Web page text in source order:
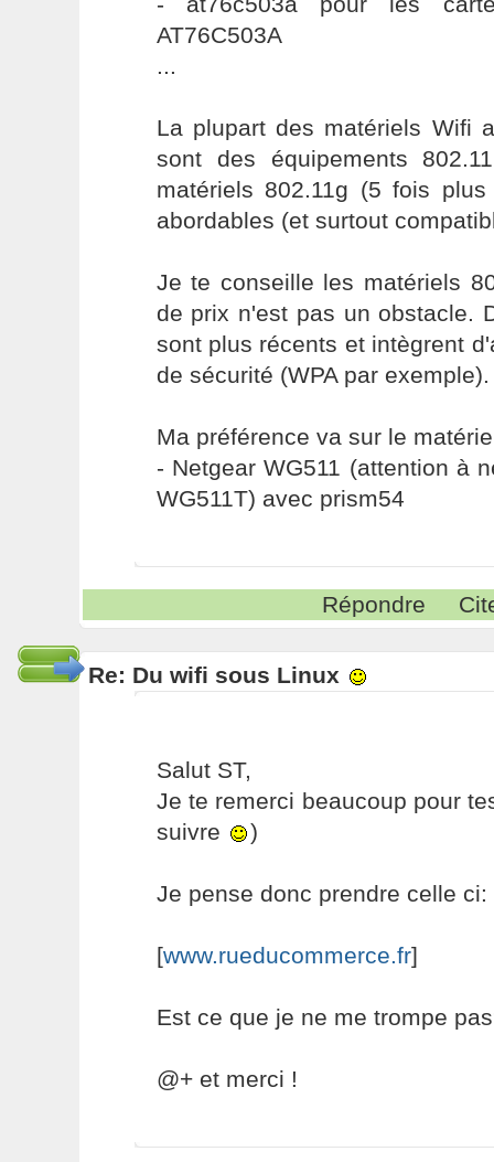
AT76C503A
...
La plupart des matériels Wifi
sont des équipements
matériels 802.11g (5 fois
abordables (et surtout
Je te conseille les matériels
de prix n'est pas un obstacle.
sont plus récents et intègrent
de sécurité (WPA par exemple).
Ma préférence va sur le
- Netgear WG511 (attention à
WG511T) avec prism54
Répondre
Re: Du wifi sous Linux
Salut ST,
Je te remerci beaucoup pour
suivre
)
Je pense donc prendre celle ci:
[www.rueducommerce.fr]
Est ce que je ne me trompe
@+ et merci !